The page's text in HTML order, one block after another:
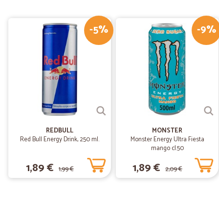
-5%
REDBULL
Red Bull Energy Drink, 250 ml.
1,89 € 1,99 €
-9%
MONSTER
Monster Energy Ultra Fiesta
mango cl.50
1,89 € 2,09 €